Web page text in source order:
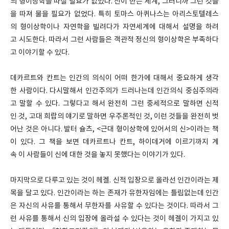
을 따져 물을 필요가 없었다. 특히 토마스 아퀴나스는 아리스토텔레스
의 형이상학이나 자연학을 빌려다가 자연세계에 대해서 설명을 하려
고 시도한다. 따라서 그런 사람들은 객관적 정신의 형이상학은 부족하다
고 이야기할 수 있다.
데카르트와 칸트는 인간의 의식이 어떠 한가에 대해서 중요하게 생각
한 사람이다. 다시말해서 인간주의가 드러나는데 인간의식 중심주의라
고 말할 수 있다. 그렇다고 해서 완전히 그런 중세적으로 말하면 신적
인 것, 고대 희랍의 얘기로 말하면 우주론적인 것, 이런 것들을 완전히 벗
어난 것은 아니다. 발터 슐츠, <근대 형이상학에 있어서의 신>이라는 책
이 있다. 그 책을 보면 데카르트나 칸트, 하이데거에 이르기까지 계
속 이 사람들이 신에 대한 것을 놓지 못했다는 이야기가 있다.
마지막으로 다루고 있는 것이 헤겔. 신적 입장으로 올라선 인간이라는 제
목을 달고 있다. 인간이라는 하는 존재가 유한자임에는 틀림없는데 인간
은 자신의 사유를 통해서 무한자를 사유할 수 있다는 것이다. 따라서 그
런 사유를 통해서 신의 입장에 올라설 수 있다는 것이 헤겔이 가지고 있